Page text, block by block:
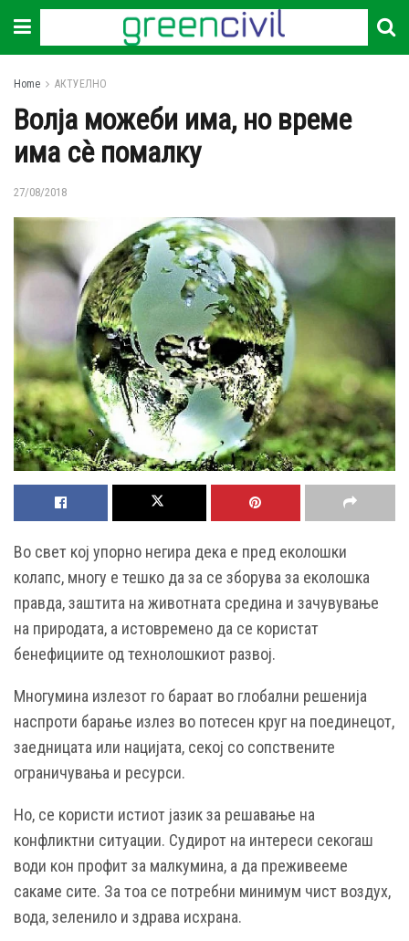
Home АКТУЕЛНО
Волја можеби има, но време
има сѐ помалку
27/08/2018
Во свет кој упорно негира дека е пред еколошки
колапс, многу е тешко да за се зборува за еколошка
правда, заштита на животната средина и зачувување
на природата, а истовремено да се користат
бенефициите од технолошкиот развој.
Многумина излезот го бараат во глобални решенија
наспроти барање излез во потесен круг на поединецот,
заедницата или нацијата, секој со сопствените
ограничувања и ресурси.
Но, се користи истиот јазик за решавање на
конфликтни ситуации. Судирот на интереси секогаш
води кон профит за малкумина, а да преживееме
сакаме сите. За тоа се потребни минимум чист воздух,
вода, зеленило и здрава исхрана.